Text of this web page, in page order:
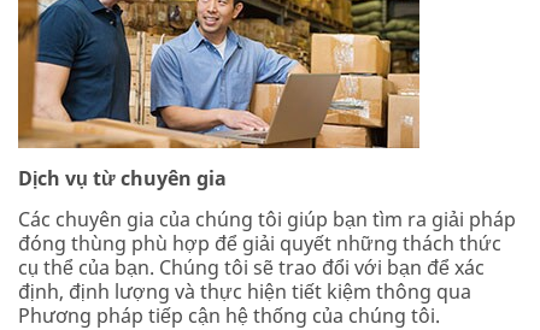
Dịch vụ từ chuyên gia
Các chuyên gia của chúng tôi giúp bạn tìm ra giải pháp
đóng thùng phù hợp để giải quyết những thách thức
cụ thể của bạn. Chúng tôi sẽ trao đổi với bạn để xác
định, định lượng và thực hiện tiết kiệm thông qua
Phương pháp tiếp cận hệ thống của chúng tôi.